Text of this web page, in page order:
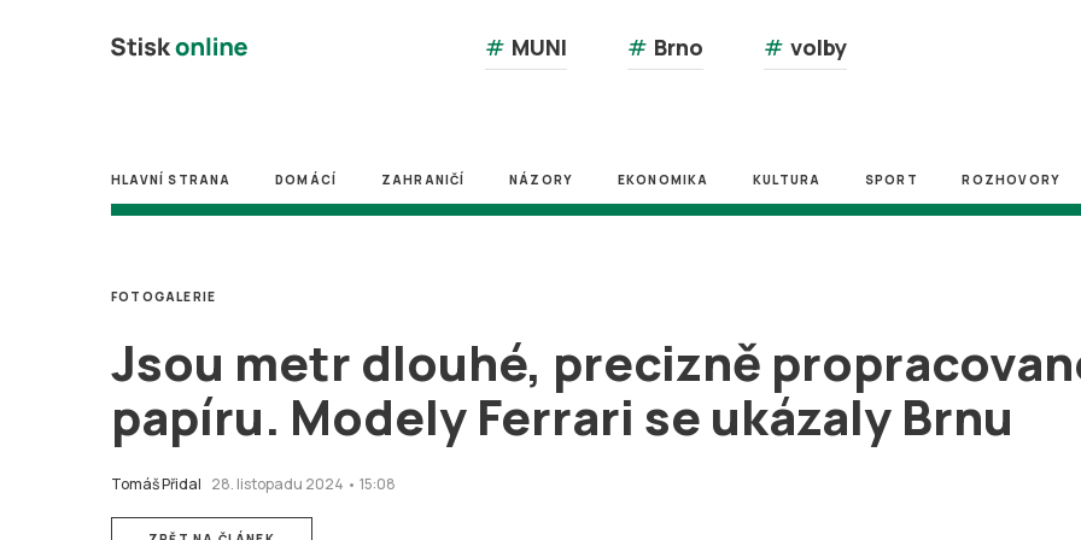
# MUNI # Brno # volby
HLAVNÍ STRANA DOMÁCÍ ZAHRANIČÍ NÁZORY EKONOMIKA KULTURA SPORT ROZHOVORY
Jsou metr dlouhé, precizně
papíru. Modely Ferrari se ukázaly Brnu
Tomáš Přidal 28. listopadu 2024 • 15:08
FOTOGALERIE